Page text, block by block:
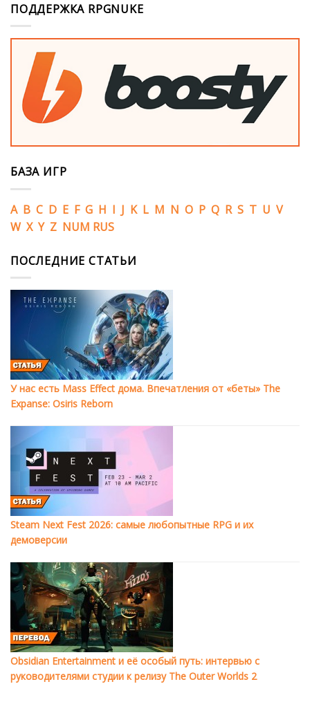
ПОДДЕРЖКА RPGNUKE
БАЗА ИГР
A B C D E F G H I J K L M N O P Q R S T U V
W X Y Z NUM RUS
ПОСЛЕДНИЕ СТАТЬИ
У нас есть Mass Effect дома. Впечатления от «беты» The
Expanse: Osiris Reborn
Steam Next Fest 2026: самые любопытные RPG и их
демоверсии
Obsidian Entertainment и её особый путь: интервью с
руководителями студии к релизу The Outer Worlds 2